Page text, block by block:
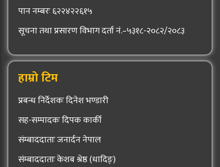
पान नम्बरः ६२२४२२६१५
सूचना तथा प्रसारण विभाग दर्ता नं.–५३१८-२०८२/२०८३
हाम्रो टिम
प्रबन्ध निर्देशकः दिनेश भण्डारी
सह-सम्पादकः दिपक कार्की
संम्बाददाताः जनार्दन नेपाल
संम्बाददाताः केशब श्रेष्ठ (धादिङ्)